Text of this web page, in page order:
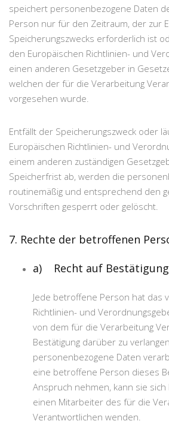
speichert personenbezogene Daten
Person nur für den Zeitraum, der zur
Speicherungszwecks erforderlich ist
den Europäischen Richtlinien- und
einen anderen Gesetzgeber in
welchen der für die Verarbeitung
vorgesehen wurde.
Entfällt der Speicherungszweck oder
Europäischen Richtlinien- und
einem anderen zuständigen
Speicherfrist ab, werden die
routinemäßig und entsprechend den
Vorschriften gesperrt oder gelöscht.
7. Rechte der betroffenen
a) Recht auf Bestätigung
Jede betroffene Person hat das
Richtlinien- und
von dem für die Verarbeitung
Bestätigung darüber zu
personenbezogene Daten
eine betroffene Person dieses
Anspruch nehmen, kann sie
einen Mitarbeiter des für die
Verantwortlichen wenden.